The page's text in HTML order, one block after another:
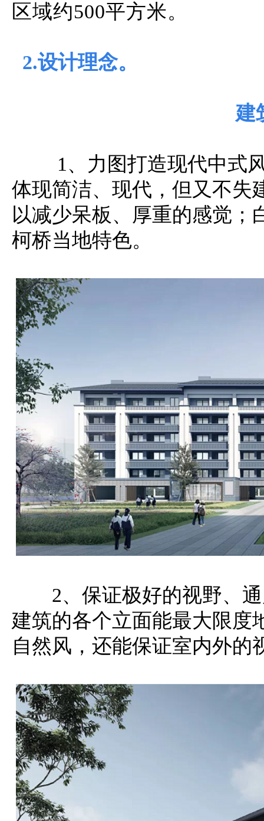
区域约500平方米。
2.设计理念。
建
1、力图打造现代中式
体现简洁、现代，但又不失
以减少呆板、厚重的感觉；
柯桥当地特色。
2、保证极好的视野、
建筑的各个立面能最大限度
自然风， 还能保证室内外的